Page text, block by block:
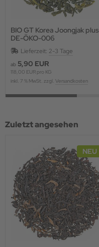
BIO GT Korea Joongjak plus
DE-ÖKO-006
Lieferzeit: 2-3 Tage
ab 5,90 EUR
118,00 EUR pro KG
inkl. 7 % MwSt. zzgl. Versandkosten
Zuletzt angesehen
NEU